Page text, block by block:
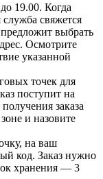
19.00. Когда
служба свяжется
выбрать
Осмотрите
указанной
точек для
поступит на
заказа
и назовите
на ваш
код. Заказ нужно
хранения — 3